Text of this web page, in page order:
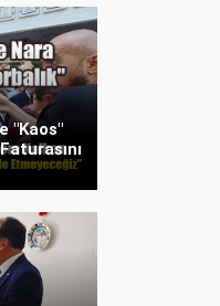
"Kaos"